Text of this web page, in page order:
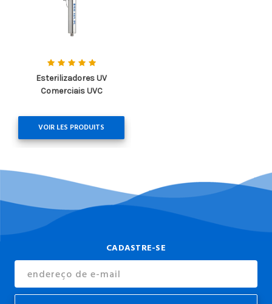
Esterilizadores UV
Comerciais UVC
VOIR LES PRODUITS
CADASTRE-SE
E-